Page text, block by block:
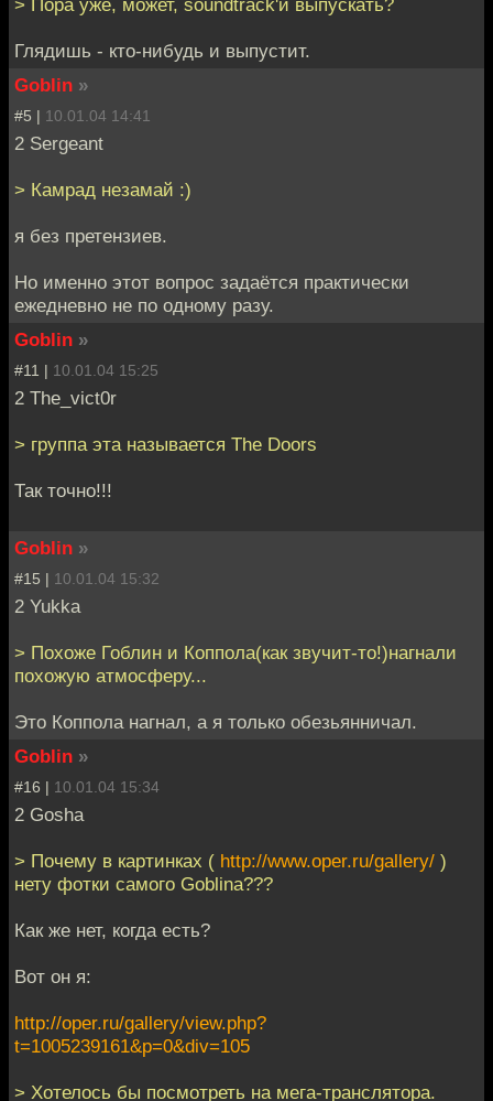
> Пора уже, может, soundtrack'и выпускать?
Глядишь - кто-нибудь и выпустит.
Goblin »
#5 | 10.01.04 14:41
2 Sergeant
> Камрад незамай :)
я без претензиев.
Но именно этот вопрос задаётся практически
ежедневно не по одному разу.
Goblin »
#11 | 10.01.04 15:25
2 The_vict0r
> группа эта называется The Doors
Так точно!!!
Goblin »
#15 | 10.01.04 15:32
2 Yukka
> Похоже Гоблин и Коппола(как звучит-то!)нагнали
похожую атмосферу...
Это Коппола нагнал, а я только обезьянничал.
Goblin »
#16 | 10.01.04 15:34
2 Gosha
> Почему в картинках ( http://www.oper.ru/gallery/ )
нету фотки самого Goblina???
Как же нет, когда есть?
Вот он я:
http://oper.ru/gallery/view.php?
t=1005239161&p=0&div=105
> Хотелось бы посмотреть на мега-транслятора.